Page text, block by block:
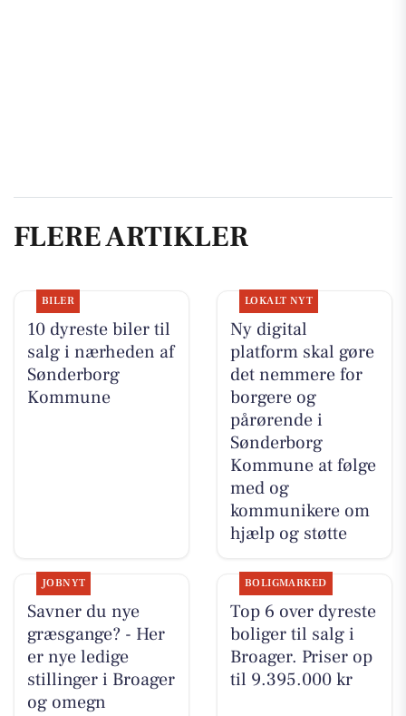
FLERE ARTIKLER
BILER
10 dyreste biler til
salg i nærheden af
Sønderborg
Kommune
LOKALT NYT
Ny digital
platform skal gøre
det nemmere for
borgere og
pårørende i
Sønderborg
Kommune at følge
med og
kommunikere om
hjælp og støtte
JOBNYT
Savner du nye
græsgange? - Her
er nye ledige
stillinger i Broager
og omegn
BOLIGMARKED
Top 6 over dyreste
boliger til salg i
Broager. Priser op
til 9.395.000 kr